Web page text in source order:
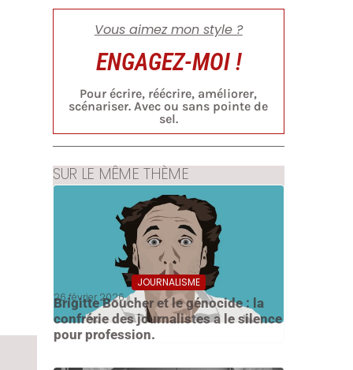
Vous aimez mon style ?
ENGAGEZ-MOI !
Pour écrire, réécrire, améliorer,
scénariser. Avec ou sans pointe de
sel.
SUR LE MÊME THÈME
JOURNALISME
26 février 2026
Brigitte Boucher et le génocide : la
confrérie des journalistes a le silence
pour profession.